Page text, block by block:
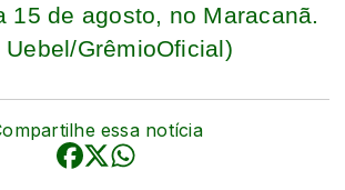
15 de agosto, no Maracanã.
GrêmioOficial)
essa notícia